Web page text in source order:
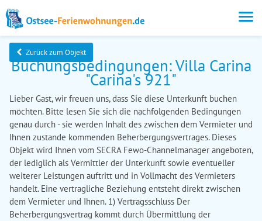
Zurück zum Objekt
Buchungsbedingungen: Villa Carina
"Carina's 921"
Lieber Gast, wir freuen uns, dass Sie diese Unterkunft buchen
möchten. Bitte lesen Sie sich die nachfolgenden Bedingungen
genau durch - sie werden Inhalt des zwischen dem Vermieter und
Ihnen zustande kommenden Beherbergungsvertrages. Dieses
Objekt wird Ihnen vom SECRA Fewo-Channelmanager angeboten,
der lediglich als Vermittler der Unterkunft sowie eventueller
weiterer Leistungen auftritt und in Vollmacht des Vermieters
handelt. Eine vertragliche Beziehung entsteht direkt zwischen
dem Vermieter und Ihnen. 1) Vertragsschluss Der
Beherbergungsvertrag kommt durch Übermittlung der